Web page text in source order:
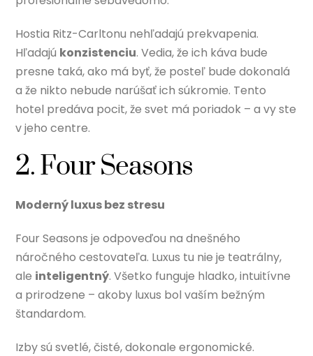
Hostia Ritz-Carltonu nehľadajú prekvapenia.
Hľadajú konzistenciu. Vedia, že ich káva bude
presne taká, ako má byť, že posteľ bude dokonalá
a že nikto nebude narúšať ich súkromie. Tento
hotel predáva pocit, že svet má poriadok – a vy ste
v jeho centre.
2. Four Seasons
Moderný luxus bez stresu
Four Seasons je odpoveďou na dnešného
náročného cestovateľa. Luxus tu nie je teatrálny,
ale inteligentný. Všetko funguje hladko, intuitívne
a prirodzene – akoby luxus bol vaším bežným
štandardom.
Izby sú svetlé, čisté, dokonale ergonomické.